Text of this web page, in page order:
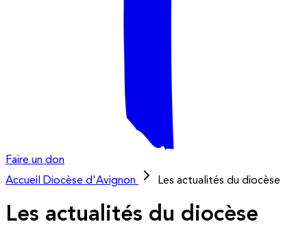
Faire un don
Accueil
Diocèse d'Avignon Les actualités du diocèse
Les actualités du diocèse